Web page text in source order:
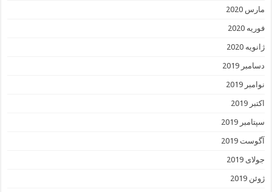
مارس 2020
فوریه 2020
ژانویه 2020
دسامبر 2019
نوامبر 2019
اکتبر 2019
سپتامبر 2019
آگوست 2019
جولای 2019
ژوئن 2019